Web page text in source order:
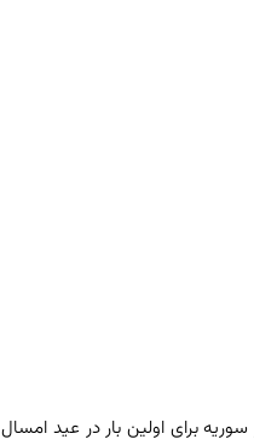
برای اولین بار در عید امسال